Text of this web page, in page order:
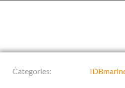
Categories: